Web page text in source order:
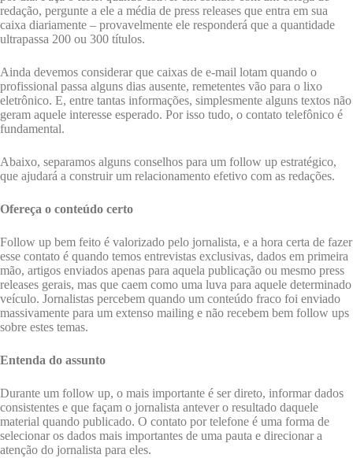
redação, pergunte a ele a média de press releases que entra em sua
caixa diariamente – provavelmente ele responderá que a quantidade
ultrapassa 200 ou 300 títulos.
Ainda devemos considerar que caixas de e-mail lotam quando o
profissional passa alguns dias ausente, remetentes vão para o lixo
eletrônico. E, entre tantas informações, simplesmente alguns textos não
geram aquele interesse esperado. Por isso tudo, o contato telefônico é
fundamental.
Abaixo, separamos alguns conselhos para um follow up estratégico,
que ajudará a construir um relacionamento efetivo com as redações.
Ofereça o conteúdo certo
Follow up bem feito é valorizado pelo jornalista, e a hora certa de fazer
esse contato é quando temos entrevistas exclusivas, dados em primeira
mão, artigos enviados apenas para aquela publicação ou mesmo press
releases gerais, mas que caem como uma luva para aquele determinado
veículo. Jornalistas percebem quando um conteúdo fraco foi enviado
massivamente para um extenso mailing e não recebem bem follow ups
sobre estes temas.
Entenda do assunto
Durante um follow up, o mais importante é ser direto, informar dados
consistentes e que façam o jornalista antever o resultado daquele
material quando publicado. O contato por telefone é uma forma de
selecionar os dados mais importantes de uma pauta e direcionar a
atenção do jornalista para eles.